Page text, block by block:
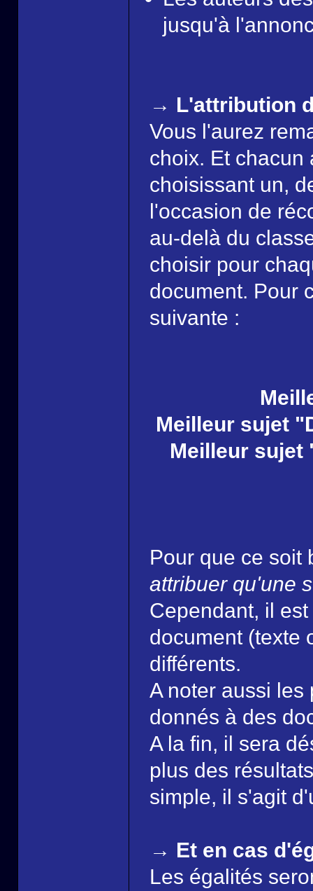
jusqu'à
→ L'attribution
Vous l'aurez
choix. Et chacun
choisissant un,
l'occasion de
au-delà du
choisir pour
document. Pour
suivante :
Meilleur sujet
Meilleur sujet
Pour que ce soit
attribuer qu'une
Cependant, il
document (texte
différents.
A noter aussi les
donnés à des
A la fin, il sera
plus des
simple, il s'agit
→ Et en cas
Les égalités